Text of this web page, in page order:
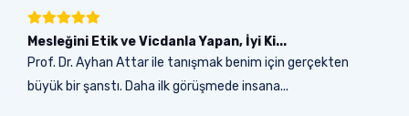
Mesleğini Etik ve Vicdanla Yapan, İyi Ki...
Prof. Dr. Ayhan Attar ile tanışmak benim için gerçekten
büyük bir şanstı. Daha ilk görüşmede insana...